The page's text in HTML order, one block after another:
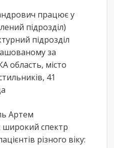
працює у
підрозділ)
підрозділ
за
область, місто
41
Артем
широкий спектр
різного віку: